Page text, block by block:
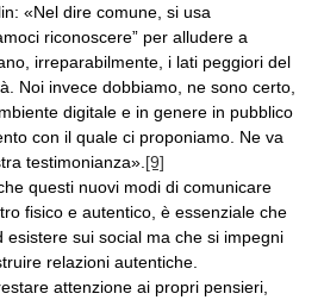
«Nel dire comune, si usa
riconoscere” per alludere a
irreparabilmente, i lati peggiori del
Noi invece dobbiamo, ne sono certo,
digitale e in genere in pubblico
con il quale ci proponiamo. Ne va
testimonianza». [9]
questi nuovi modi di comunicare
fisico e autentico, è essenziale che
esistere sui social ma che si impegni
relazioni autentiche.
attenzione ai propri pensieri,